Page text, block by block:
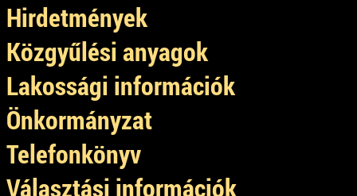
Hirdetmények
Közgyűlési anyagok
Lakossági információk
Önkormányzat
Telefonkönyv
Választási információk